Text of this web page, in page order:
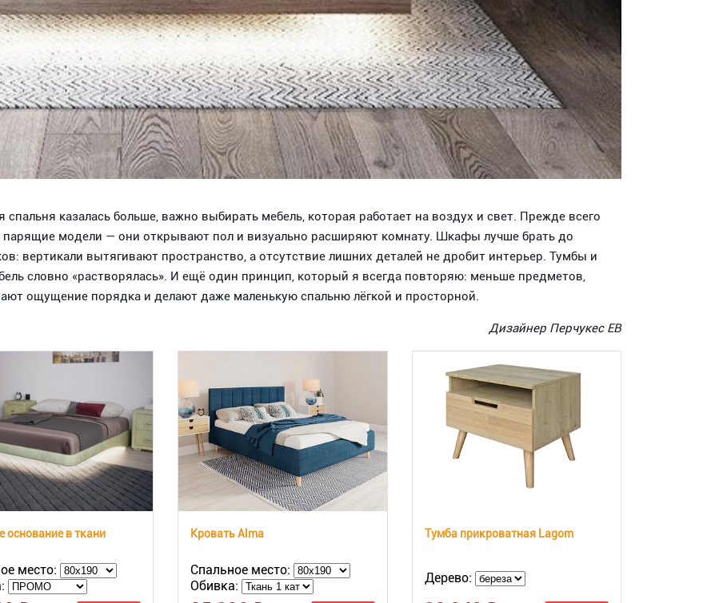
казалась больше, важно выбирать мебель, которая работает на воздух и свет. Прежде всего
парящие модели — они открывают пол и визуально расширяют комнату. Шкафы лучше брать до
вертикали вытягивают пространство, а отсутствие лишних деталей не дробит интерьер. Тумбы и
словно «растворялась». И ещё один принцип, который я всегда повторяю: меньше предметов,
ощущение порядка и делают даже маленькую спальню лёгкой и просторной.
Дизайнер Перчукес ЕВ
основание в ткани
место:
Кровать Alma
Спальное место:
Обивка:
Тумба прикроватная Lagom
Дерево: